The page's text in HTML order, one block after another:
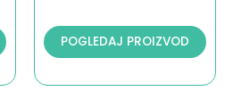
POGLEDAJ PROIZVOD